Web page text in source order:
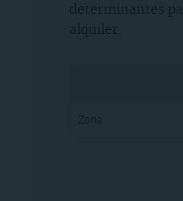
determinantes
alquiler.
Zona